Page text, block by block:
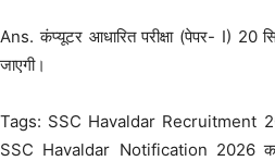
Ans. कंप्यूटर आधारित परीक्षा (पेपर- I)
जाएगी।
Tags: SSC Havaldar Recruitment
SSC Havaldar Notification 2026